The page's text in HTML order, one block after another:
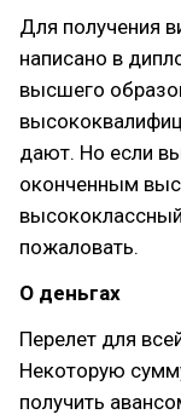
Для получения
написано в
высшего
дают. Но если
оконченным
пожаловать.
О деньгах
Перелет для
Некоторую
получить